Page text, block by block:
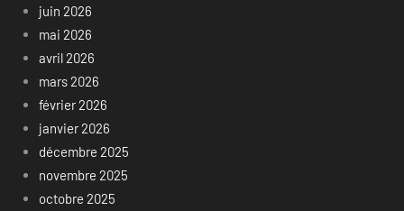
juin 2026
mai 2026
avril 2026
mars 2026
février 2026
janvier 2026
décembre 2025
novembre 2025
octobre 2025